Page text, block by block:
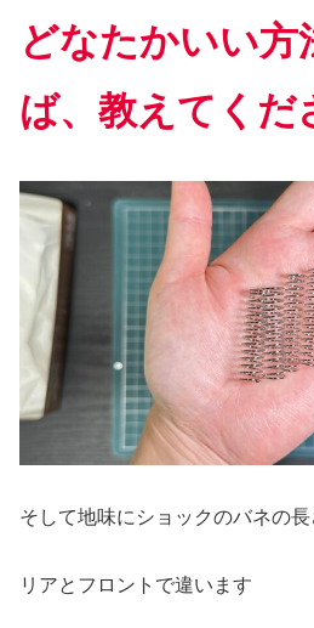
どなたかいい方
ば、教えてくだ
そして地味にショックのバネの
リアとフロントで違います